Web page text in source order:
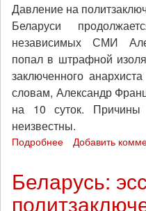
Давление на
Беларуси
независимых СМИ
попал в штрафной
заключенного
словам, Александр
на 10 суток.
неизвестны.
Подробнее
анархиста
Александра
Добавить
Беларусь: